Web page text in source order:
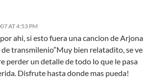
AT 4:53 PM
ahi, si esto fuera una cancion de Arjona
transmilenio”Muy bien relatadito, se ve
perder un detalle de todo lo que le pasa
Disfrute hasta donde mas pueda!